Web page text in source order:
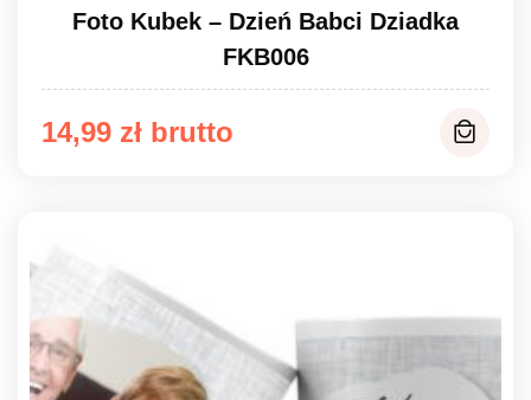
Foto Kubek – Dzień Babci Dziadka
FKB006
14,99 zł